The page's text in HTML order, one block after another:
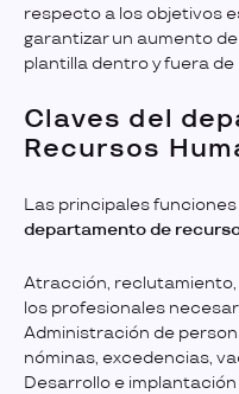
respecto a los objetivos
garantizar un aumento
plantilla dentro y fuera de
Claves del
Recursos
Las principales
departamento de
Atracción,
los profesionales
Administración de
nóminas, excedencias,
Desarrollo e